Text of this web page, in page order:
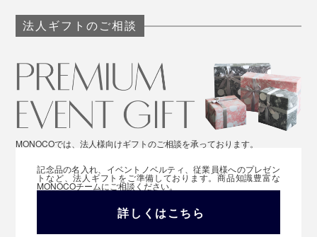
法人ギフトのご相談
MONOCOでは、法人様向けギフトのご相談を承っております。
記念品の名入れ、イベントノベルティ、従業員様へのプレゼン
トなど、法人ギフトをご準備しております。商品知識豊富な
MONOCOチームにご相談ください。
詳しくはこちら